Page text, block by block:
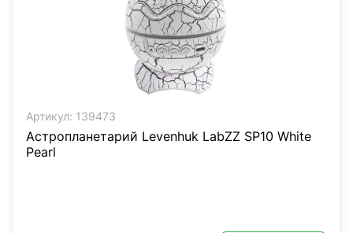
Артикул: 139473
Астропланетарий Levenhuk LabZZ SP10 White
Pearl